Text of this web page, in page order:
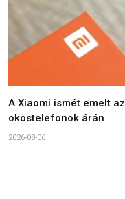
A Xiaomi ismét emelt az
okostelefonok árán
2026-08-06